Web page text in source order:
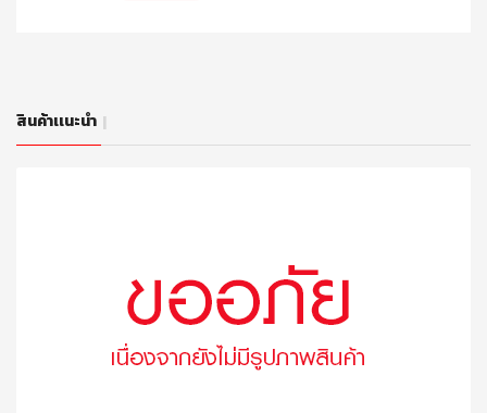
สินค้าเเนะนำ